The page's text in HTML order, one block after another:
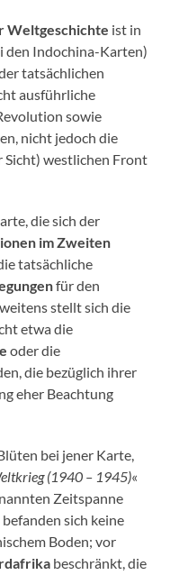
Weltgeschichte ist in
den Indochina-Karten)
tatsächlichen
ausführliche
sowie
nicht jedoch die
Sicht) westlichen Front
die sich der
im Zweiten
tatsächliche
für den
stellt sich die
etwa die
oder die
die bezüglich ihrer
eher Beachtung
bei jener Karte,
(1940 – 1945)«
Zeitspanne
sich keine
Boden; vor
beschränkt, die